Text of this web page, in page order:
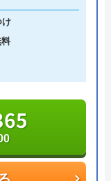
た。 予算
かったで
ら認定を受けて
対応しており、
は発生しませ
にスピーディな
強い業者でもあ
け